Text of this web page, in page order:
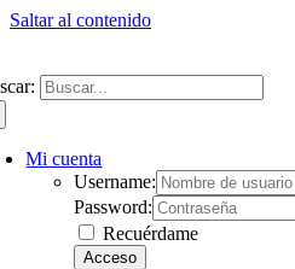
Saltar al contenido
Mi cuenta
Username:
Password:
Recuérdame